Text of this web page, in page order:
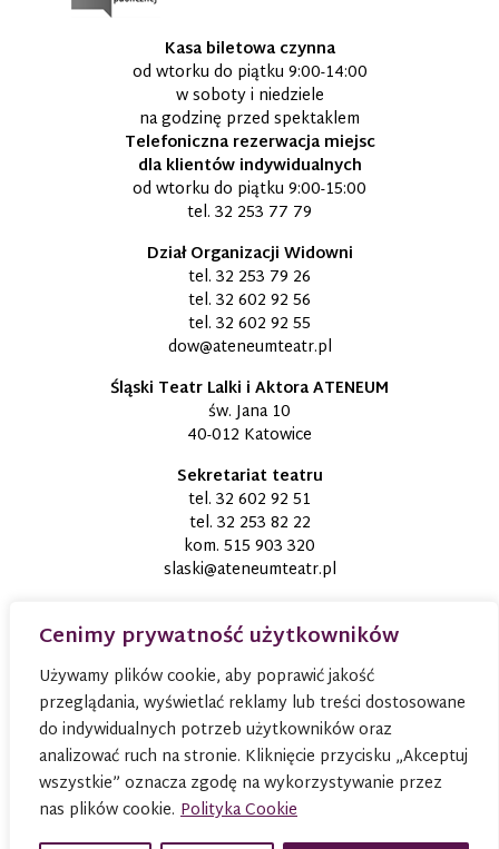
Cenimy prywatność użytkowników
Używamy plików cookie, aby poprawić jakość
przeglądania, wyświetlać reklamy lub treści dostosowane
do indywidualnych potrzeb użytkowników oraz
analizować ruch na stronie. Kliknięcie przycisku „Akceptuj
wszystkie” oznacza zgodę na wykorzystywanie przez
nas plików cookie. Polityka Cookie
Kasa biletowa czynna
od wtorku do piątku 9:00-14:00
w soboty i niedziele
na godzinę przed spektaklem
Telefoniczna rezerwacja miejsc
dla klientów indywidualnych
od wtorku do piątku 9:00-15:00
tel. 32 253 77 79
Dział Organizacji Widowni
tel. 32 253 79 26
tel. 32 602 92 56
tel. 32 602 92 55
dow@ateneumteatr.pl
Śląski Teatr Lalki i Aktora ATENEUM
św. Jana 10
40-012 Katowice
Sekretariat teatru
tel. 32 602 92 51
tel. 32 253 82 22
kom. 515 903 320
slaski@ateneumteatr.pl
© 2026TEATR ATENEUM W KATOWICACH